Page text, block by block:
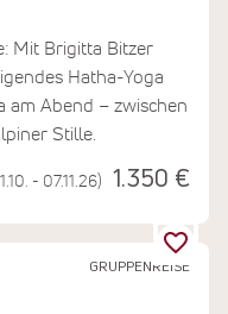
Mit Brigitta Bitzer
Hatha-Yoga
am Abend – zwischen
Stille.
- 07.11.26) 1.350 €
GRUPPENREISE